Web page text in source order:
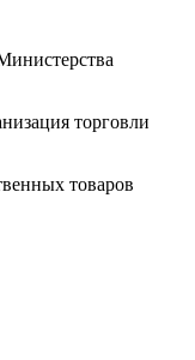
торговли
товаров